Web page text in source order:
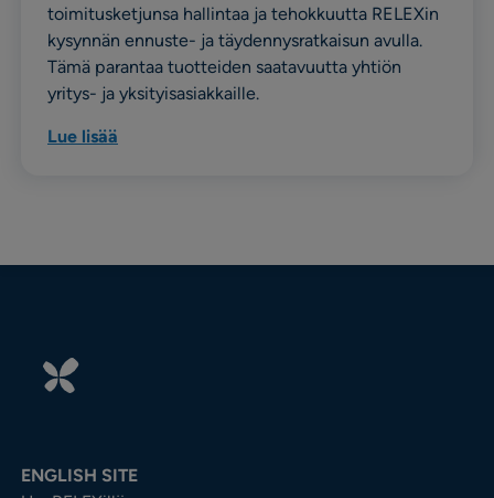
toimitusketjunsa hallintaa ja tehokkuutta RELEXin
kysynnän ennuste- ja täydennysratkaisun avulla.
Tämä parantaa tuotteiden saatavuutta yhtiön
yritys- ja yksityisasiakkaille.
Lue lisää
ENGLISH SITE